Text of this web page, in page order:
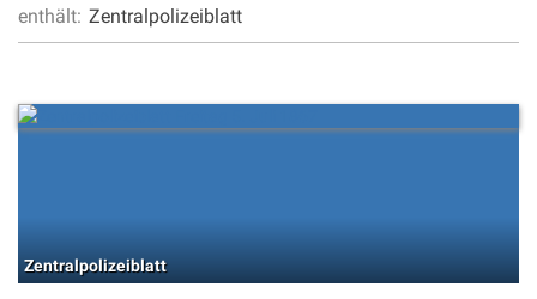
enthält: Zentralpolizeiblatt
Zentralpolizeiblatt